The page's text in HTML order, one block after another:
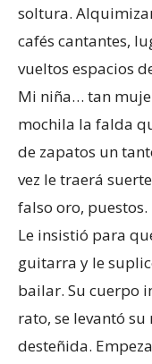
soltura.
cafés cantantes,
vueltos espacios
Mi niña… tan
mochila la falda
de zapatos un
vez le traerá
falso oro,
Le insistió para
guitarra y le
bailar. Su cuerpo
rato, se levantó
desteñida.